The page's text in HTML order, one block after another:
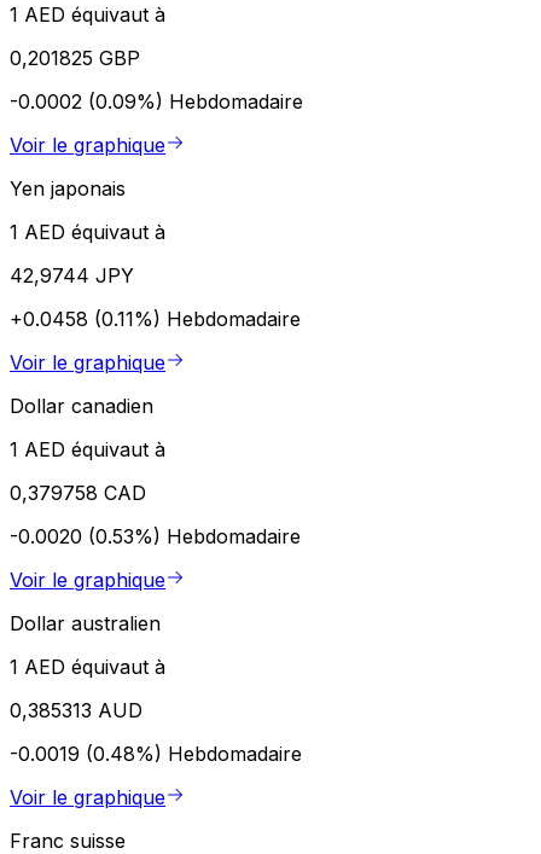
1 AED équivaut à
0,201825 GBP
-0.0002 (0.09%) Hebdomadaire
Voir le graphique
Yen japonais
1 AED équivaut à
42,9744 JPY
+0.0458 (0.11%) Hebdomadaire
Voir le graphique
Dollar canadien
1 AED équivaut à
0,379758 CAD
-0.0020 (0.53%) Hebdomadaire
Voir le graphique
Dollar australien
1 AED équivaut à
0,385313 AUD
-0.0019 (0.48%) Hebdomadaire
Voir le graphique
Franc suisse